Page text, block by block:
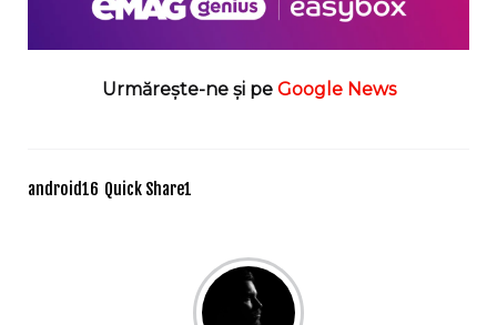
Urmărește-ne și pe Google News
android16 Quick Share1